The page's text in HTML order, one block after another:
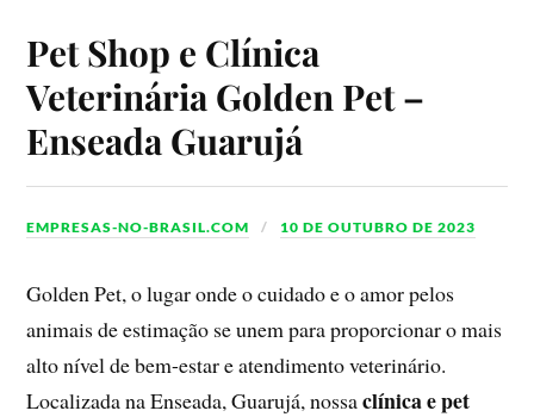
Pet Shop e Clínica
Veterinária Golden Pet –
Enseada Guarujá
EMPRESAS-NO-BRASIL.COM 10 DE OUTUBRO DE 2023
Golden Pet, o lugar onde o cuidado e o amor pelos
animais de estimação se unem para proporcionar o mais
alto nível de bem-estar e atendimento veterinário.
Localizada na Enseada, Guarujá, nossaclínica e pet